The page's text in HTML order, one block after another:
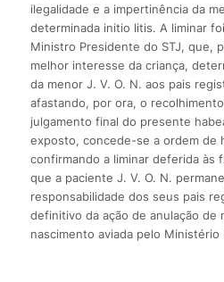
ilegalidade e a impertinência da
determinada initio litis. A liminar
Ministro Presidente do STJ, que,
melhor interesse da criança,
da menor J. V. O. N. aos pais
afastando, por ora, o
julgamento final do presente
exposto, concede-se a ordem de
confirmando a liminar deferida às
que a paciente J. V. O. N.
responsabilidade dos seus pais
definitivo da ação de anulação de
nascimento aviada pelo Ministério